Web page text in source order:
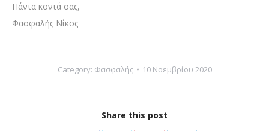
Πάντα κοντά σας,
Φασφαλής Νίκος­­
Category: Φασφαλής 10 Νοεμβρίου 2020
Share this post